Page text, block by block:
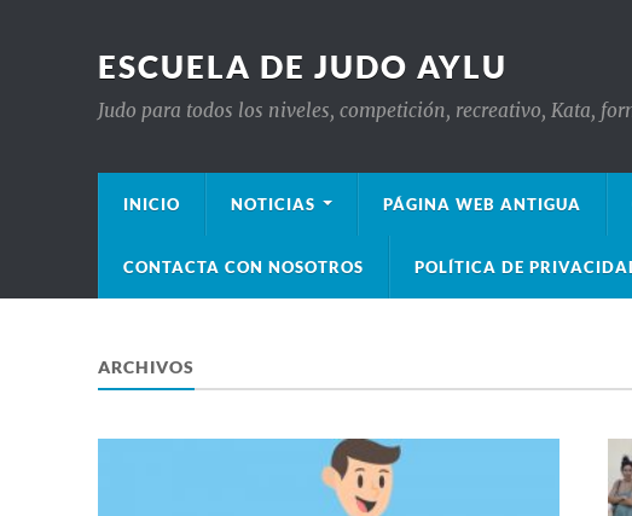
ESCUELA DE JUDO AYLU
Judo para todos los niveles, competición, recreativo, Kata,
INICIO NOTICIAS PÁGINA WEB ANTIGUA
CONTACTA CON NOSOTROS POLÍTICA DE
ARCHIVOS